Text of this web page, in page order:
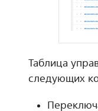
Таблица
следующих